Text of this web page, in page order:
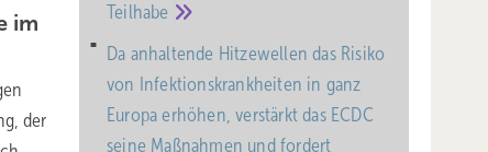
im
der
Teil­habe
Da anhaltende Hitzewellen das Risiko
von Infektionskrankheiten in ganz
Europa erhöhen, verstärkt das ECDC
seine Maßnahmen und fordert